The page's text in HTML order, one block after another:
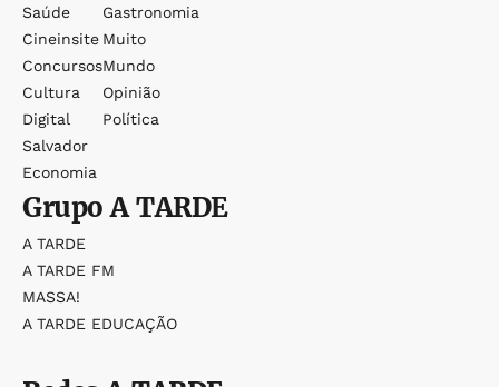
Saúde
Cineinsite
Concursos
Cultura
Digital
Salvador
Economia
Gastronomia
Muito
Mundo
Opinião
Política
GrupoA TARDE
A TARDE
A TARDE FM
MASSA!
A TARDE EDUCAÇÃO